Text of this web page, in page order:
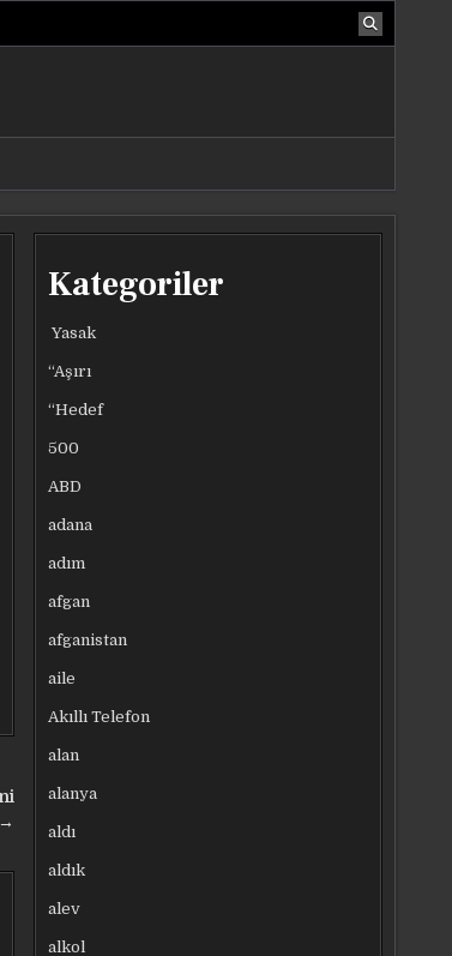
Kategoriler
Yasak
“Aşırı
“Hedef
500
ABD
adana
adım
afgan
afganistan
aile
Akıllı Telefon
alan
alanya
aldı
aldık
alev
alkol